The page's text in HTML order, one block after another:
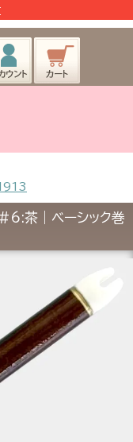
茶｜ベーシック巻